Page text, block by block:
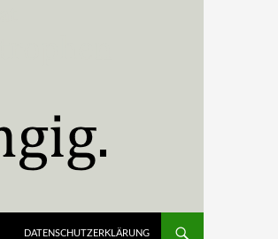
DATENSCHUTZERKLÄRUNG